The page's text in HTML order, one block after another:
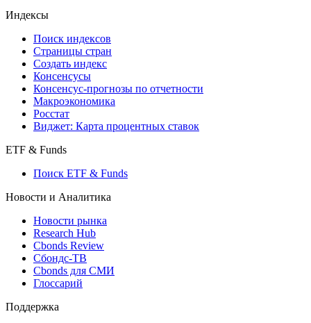
Индексы
Поиск индексов
Страницы стран
Создать индекс
Консенсусы
Консенсус-прогнозы по отчетности
Макроэкономика
Росстат
Виджет: Карта процентных ставок
ETF & Funds
Поиск ETF & Funds
Новости и Аналитика
Новости рынка
Research Hub
Cbonds Review
Сбондс-ТВ
Cbonds для СМИ
Глоссарий
Поддержка